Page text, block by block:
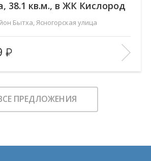
38.1 кв.м., в ЖК Кислород
Бытха, Ясногорская улица
кух), м2:
38.11/18.91/10.47
1
18/19
ПРЕДЛОЖЕНИЯ